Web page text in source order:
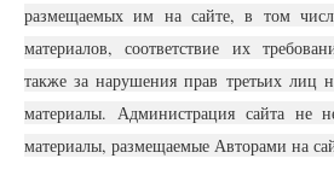
размещаемых им на сайте, в том
материалов, соответствие их
также за нарушения прав третьих лиц
материалы. Администрация сайта не
материалы, размещаемые Авторами на